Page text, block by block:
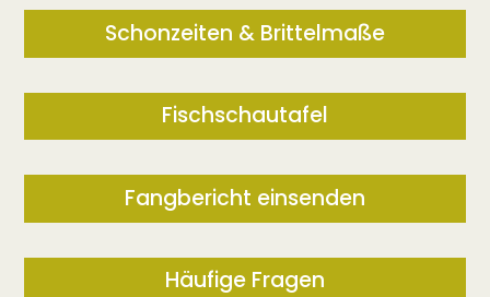
Schonzeiten & Brittelmaße
Fischschautafel
Fangbericht einsenden
Häufige Fragen